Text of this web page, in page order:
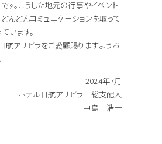
す。こうした地元の行事やイベント
んどんコミュニケーションを取って
います。
航アリビラをご愛顧賜りますようお
2024年7月
ホテル日航アリビラ 総支配人
中島 浩一